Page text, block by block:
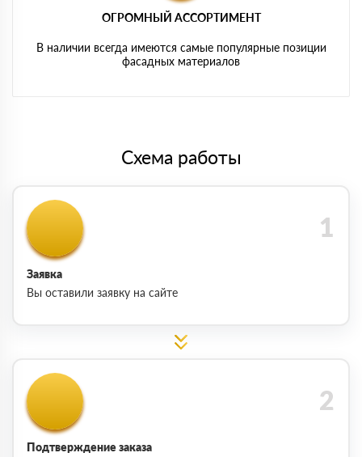
ОГРОМНЫЙ АССОРТИМЕНТ
В наличии всегда имеются самые популярные позиции
фасадных материалов
Схема работы
Заявка
Вы оставили заявку на сайте
Подтверждение заказа